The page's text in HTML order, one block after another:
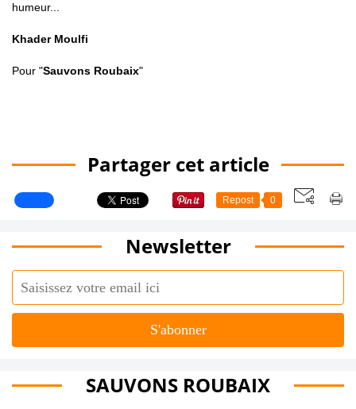
humeur...
Khader Moulfi
Pour "Sauvons Roubaix"
Partager cet article
Repost 0
Newsletter
SAUVONS ROUBAIX